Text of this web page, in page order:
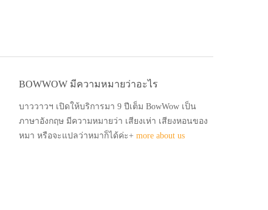
BOWWOW มีความหมายว่าอะไร
บาววาวฯ เปิดให้บริการมา 9 ปีเต็ม BowWow เป็น
ภาษาอังกฤษ มีความหมายว่า เสียงเห่า เสียงหอนของ
หมา หรือจะแปลว่าหมาก็ได้ค่ะ+ more about us